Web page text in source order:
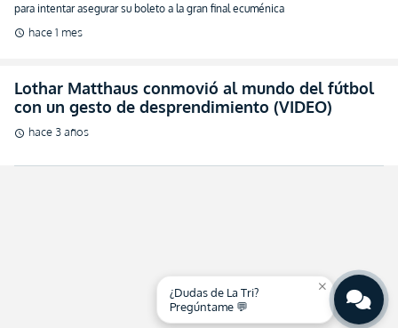
para intentar asegurar su boleto a la gran final ecuménica
schedule hace 1 mes
Lothar Matthaus conmovió al mundo del fútbol
con un gesto de desprendimiento (VIDEO)
schedule hace 3 años
close
¿Dudas de La Tri?
Pregúntame 💬